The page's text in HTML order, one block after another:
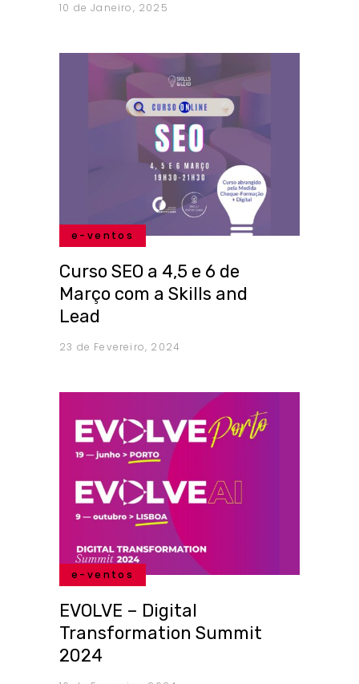
10 de Janeiro, 2025
e-ventos
Curso SEO a 4,5 e 6 de
Março com a Skills and
Lead
23 de Fevereiro, 2024
e-ventos
EVOLVE – Digital
Transformation Summit
2024